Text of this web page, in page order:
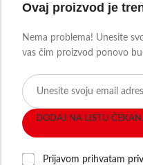
Ovaj proizvod je
Nema problema! Unesite
vas čim proizvod ponovo
DODAJ NA LISTU
Prijavom prihvatam